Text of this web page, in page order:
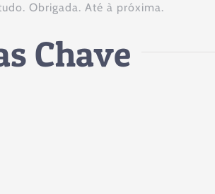
Obrigada. Até à próxima.
Chave